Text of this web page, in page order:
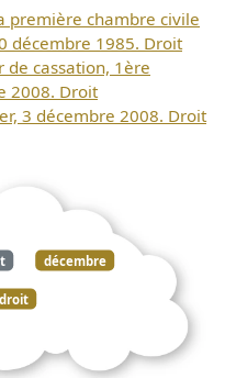
première chambre civile
décembre 1985. Droit
cassation, 1ère
2008. Droit
3 décembre 2008. Droit
décembre
droit